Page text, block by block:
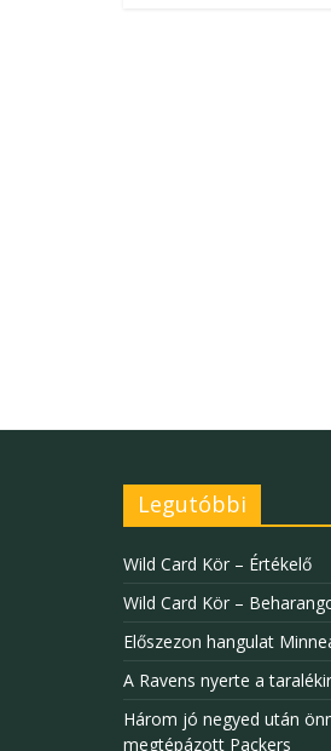
Legutóbbi
Wild Card Kör – Értékelő
Wild Card Kör –
Előszezon hangulat
A Ravens nyerte a
Három jó negyed után
megtépázott Packers